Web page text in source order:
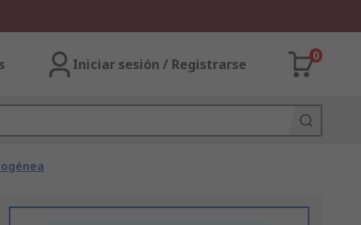
Iniciar sesión / Registrarse
0